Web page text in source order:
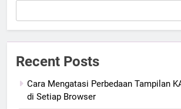
Recent Posts
Cara Mengatasi Perbedaan Tampilan
di Setiap Browser